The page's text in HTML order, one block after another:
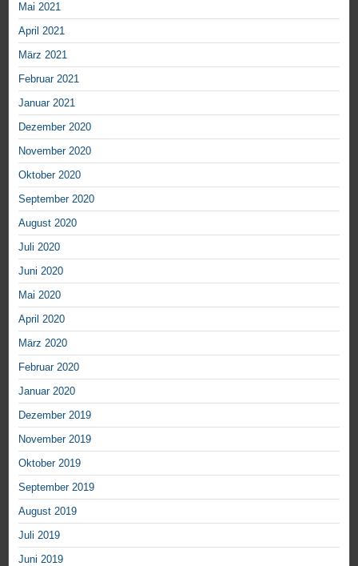
Mai 2021
April 2021
März 2021
Februar 2021
Januar 2021
Dezember 2020
November 2020
Oktober 2020
September 2020
August 2020
Juli 2020
Juni 2020
Mai 2020
April 2020
März 2020
Februar 2020
Januar 2020
Dezember 2019
November 2019
Oktober 2019
September 2019
August 2019
Juli 2019
Juni 2019